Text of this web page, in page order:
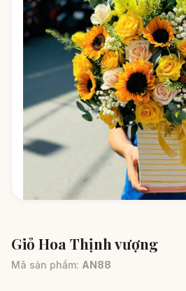
Giỏ Hoa Thịnh vượng
Mã sản phẩm: AN88